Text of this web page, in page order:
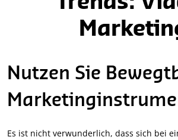
Nutzen Sie
Es ist nicht verwunderlich, dass sich bei